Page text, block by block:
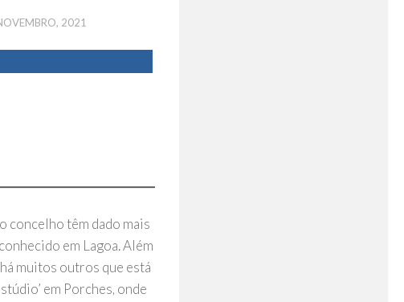
2021
concelho têm dado mais
em Lagoa. Além
muitos outros que está
em Porches, onde